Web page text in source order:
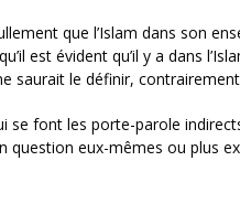
que l’Islam dans son
est évident qu’il y a dans
saurait le définir,
se font les porte-parole
question eux-mêmes ou plus